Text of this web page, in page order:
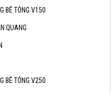
BÊ TÔNG V150
QUANG
BÊ TÔNG V250